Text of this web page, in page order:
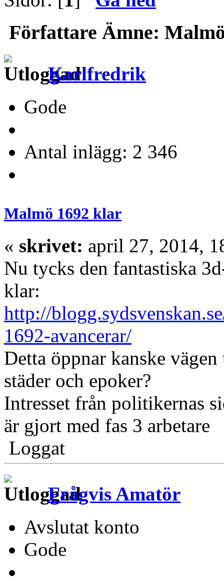
Författare Ämne:
Karlfredrik
Gode
Antal inlägg: 2 346
Malmö 1692 klar
« skrivet: april 27, 2014,
Nu tycks den fantastiska
klar:
http://
1692-avancerar/
Detta öppnar kanske
städer och epoker?
Intresset från politikernas
är gjort med fas 3 arbetare
Loggat
Frågvis Amatör
Avslutat konto
Gode